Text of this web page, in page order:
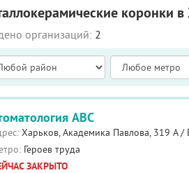
коронки
организаций: 2
ABC
Харьков, Академика Павлова, 319 А /
Героев труда
ЗАКРЫТО